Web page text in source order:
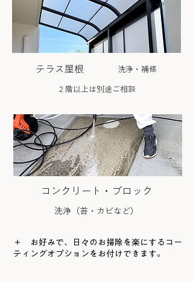
テラス屋根 洗浄・補修
２階以上は別途ご相談
コンクリート・ブロック
洗浄（苔・カビなど）
＋ お好みで、日々のお掃除を楽にするコー
ティングオプションをお付けできます。